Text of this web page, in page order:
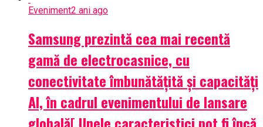
Eveniment2 ani ago
Samsung prezintă cea mai recentă
gamă de electrocasnice, cu
conectivitate îmbunătățită și capacități
AI, în cadrul evenimentului de lansare
globală[ Unele caracteristici pot fi încă